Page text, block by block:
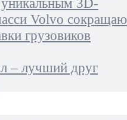
Volvo
грузовиков
– лучший друг